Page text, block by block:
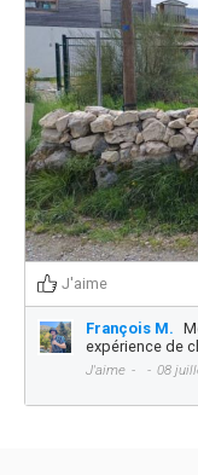
J'aime
François M.
expérience de
J'aime 08